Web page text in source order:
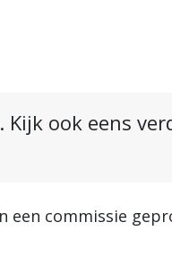
ook eens
een commissie